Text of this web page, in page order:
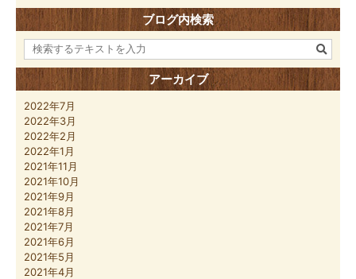
ブログ内検索
アーカイブ
2022年7月
2022年3月
2022年2月
2022年1月
2021年11月
2021年10月
2021年9月
2021年8月
2021年7月
2021年6月
2021年5月
2021年4月